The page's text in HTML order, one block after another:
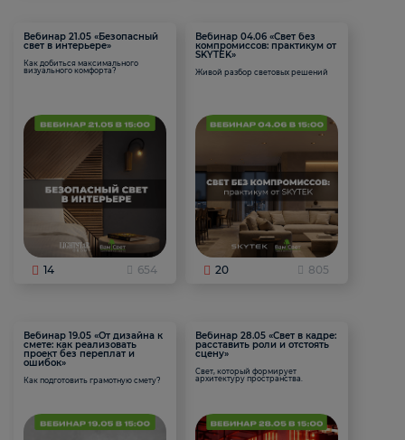
Вебинар 21.05 «Безопасный
свет в интерьере»
Как добиться максимального
визуального комфорта?
14 654
Вебинар 04.06 «Свет без
компромиссов: практикум от
SKYTEK»
Живой разбор световых решений
20 805
Вебинар 19.05 «От дизайна к
смете: как реализовать
проект без переплат и
ошибок»
Как подготовить грамотную смету?
Вебинар 28.05 «Свет в кадре:
расставить роли и отстоять
сцену»
Свет, который формирует
архитектуру пространства.